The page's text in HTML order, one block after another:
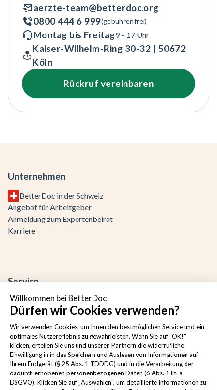
Willkommen bei BetterDoc!
Dürfen wir Cookies verwenden?
Wir verwenden Cookies, um Ihnen den bestmöglichen Service und ein
optimales Nutzererlebnis zu gewährleisten. Wenn Sie auf „OK!“
klicken, erteilen Sie uns und unseren Partnern die widerrufliche
Einwilligung in in das Speichern und Auslesen von Informationen auf
Ihrem Endgerät (§ 25 Abs. 1 TDDDG) und in die Verarbeitung der
dadurch erhobenen personenbezogenen Daten (6 Abs. 1 lit. a
DSGVO). Klicken Sie auf „Auswählen", um detaillierte Informationen zu
aerzte-team@betterdoc.org
0800 444 6 999(gebührenfrei)
Montag bis Freitag9 – 17 Uhr
Kaiser-Wilhelm-Ring 30-32 | 50672
Köln
Rückruf vereinbaren
Unternehmen
BetterDoc in der Schweiz
Angebot für Arbeitgeber
Anmeldung zum Expertenbeirat
Karriere
Service
Kontakt
Häufige Fragen
Cookies verwalten
Rechtliche Hinweise